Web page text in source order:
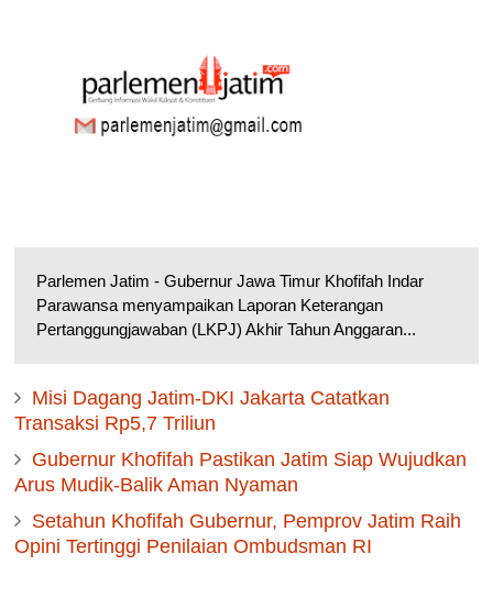
Parlemen Jatim - Gubernur Jawa Timur Khofifah Indar
Parawansa menyampaikan Laporan Keterangan
Pertanggungjawaban (LKPJ) Akhir Tahun Anggaran...
Misi Dagang Jatim-DKI Jakarta Catatkan
Transaksi Rp5,7 Triliun
Gubernur Khofifah Pastikan Jatim Siap Wujudkan
Arus Mudik-Balik Aman Nyaman
Setahun Khofifah Gubernur, Pemprov Jatim Raih
Opini Tertinggi Penilaian Ombudsman RI